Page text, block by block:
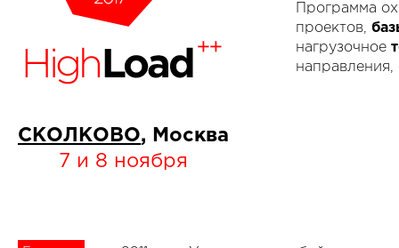
СКОЛКОВО, Москва
7 и 8 ноября
Программа
проектов,
нагрузочное